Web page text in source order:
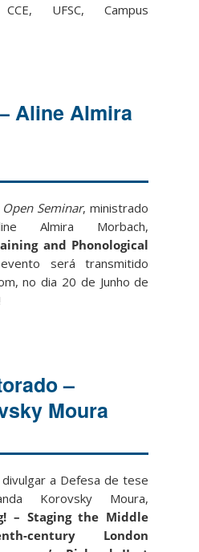
UFSC, Campus
Aline Almira
Open Seminar, ministrado
Almira Morbach,
and Phonological
será transmitido
no dia 20 de Junho de
–
Moura
a Defesa de tese
Korovsky Moura,
– Staging the Middle
century London